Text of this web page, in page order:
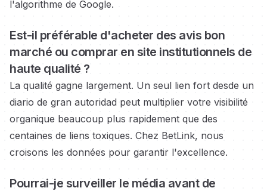
l'algorithme de Google.
Est-il préférable d'acheter des avis bon
marché ou comprar en site institutionnels de
haute qualité ?
La qualité gagne largement. Un seul lien fort desde un
diario de gran autoridad peut multiplier votre visibilité
organique beaucoup plus rapidement que des
centaines de liens toxiques. Chez BetLink, nous
croisons les données pour garantir l'excellence.
Pourrai-je surveiller le média avant de